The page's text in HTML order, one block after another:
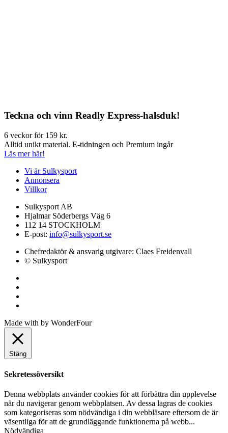
Teckna och vinn Readly Express-halsduk!
6 veckor för 159 kr.
Alltid unikt material. E-tidningen och Premium ingår
Läs mer här!
Vi är Sulkysport
Annonsera
Villkor
Sulkysport AB
Hjalmar Söderbergs Väg 6
112 14 STOCKHOLM
E-post: info@sulkysport.se
Chefredaktör & ansvarig utgivare: Claes Freidenvall
© Sulkysport
Made with by WonderFour
Stäng
Sekretessöversikt
Denna webbplats använder cookies för att förbättra din upplevelse
när du navigerar genom webbplatsen. Av dessa lagras de cookies
som kategoriseras som nödvändiga i din webbläsare eftersom de är
väsentliga för att de grundläggande funktionerna på webb...
Nödvändiga